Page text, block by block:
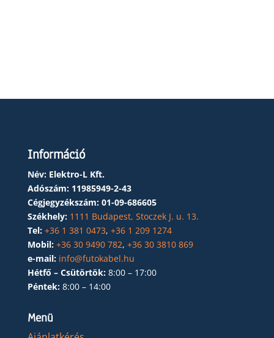
Információ
Név: Elektro-L Kft.
Adószám: 11985949-2-43
Cégjegyzékszám: 01-09-686605
Székhely: 1111 Budapest, Stoczek J. u. 13.
Tel: +36 1 381 0473, +36 1 209 1274
Mobil: +36 30 9490 782, +36 30 3810 869
e-mail: info@futokabel.hu
Hétfő – Csütörtök: 8:00 – 17:00
Péntek: 8:00 – 14:00
Menü